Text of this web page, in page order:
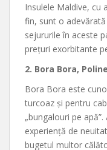
Insulele Maldive, cu
fin, sunt o
sejururile în aceste
prețuri exorbitante
2. Bora Bora,
Bora Bora este
turcoaz și pentru
„bungalouri pe
experiență de
bugetul multor